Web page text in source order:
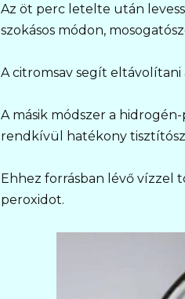
Az öt perc letelte után
szokásos módon,
A citromsav segít
A másik módszer a
rendkívül hatékony
Ehhez forrásban lévő vízzel
peroxidot.